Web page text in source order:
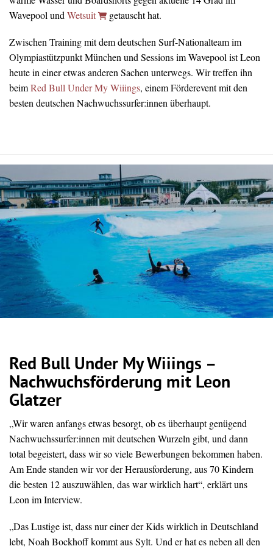
Wavepool und Wetsuit getauscht hat.
Zwischen Training mit dem deutschen Surf-Nationalteam im
Olympiastützpunkt München und Sessions im Wavepool ist Leon
heute in einer etwas anderen Sachen unterwegs. Wir treffen ihn
beimRed Bull Under My Wiiings, einem Förderevent mit den
besten deutschen Nachwuchssurfer:innen überhaupt.
Red Bull Under My Wiiings –
Nachwuchsförderung mit Leon
Glatzer
„Wir waren anfangs etwas besorgt, ob es überhaupt genügend
Nachwuchssurfer:innen mit deutschen Wurzeln gibt, und dann
total begeistert, dass wir so viele Bewerbungen bekommen haben.
Am Ende standen wir vor der Herausforderung, aus 70 Kindern
die besten 12 auszuwählen, das war wirklich hart“, erklärt uns
Leon im Interview.
„Das Lustige ist, dass nur einer der Kids wirklich in Deutschland
lebt, Noah Bockhoff kommt aus Sylt. Und er hat es neben all den